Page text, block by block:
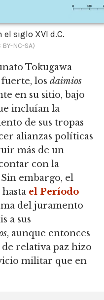
el siglo XVI d.C.
NC-SA)
Tokugawa
fuerte, los daimios
en su sitio, bajo
incluían la
de sus tropas
alianzas políticas
más de un
con la
embargo, el
el Período
del juramento
a sus
, aunque entonces
relativa paz hizo
militar que en